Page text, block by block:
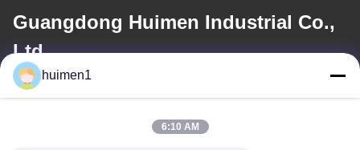
Guangdong Huimen Industrial Co.,
Ltd.
ই-মেইল
feimenlmugolchina@gmail.com
huimen1
6:10 AM